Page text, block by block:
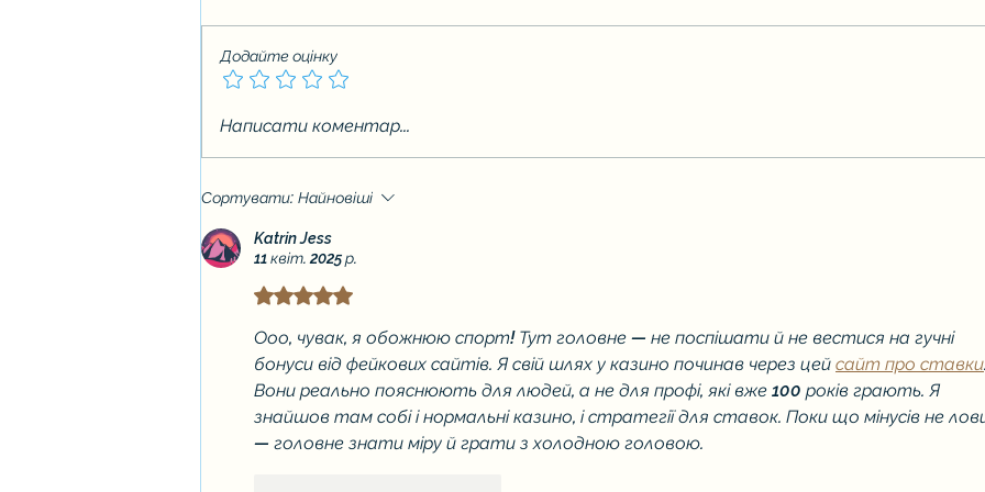
Вступна кампанія 2026
Додайте оцінку
Написати коментар...
Сортувати: Найновіші
Katrin Jess
11 квіт. 2025 р.
Оцінка: 5 з 5 зірок.
Ооо, чувак, я обожнюю спорт! Тут головне — не поспішати й не вестися на гучні
бонуси від фейкових сайтів. Я свій шлях у казино починав через цей сайт про ставки.
Вони реально пояснюють для людей, а не для профі, які вже 100 років грають. Я
знайшов там собі і нормальні казино, і стратегії для ставок. Поки що мінусів не
— головне знати міру й грати з холодною головою.